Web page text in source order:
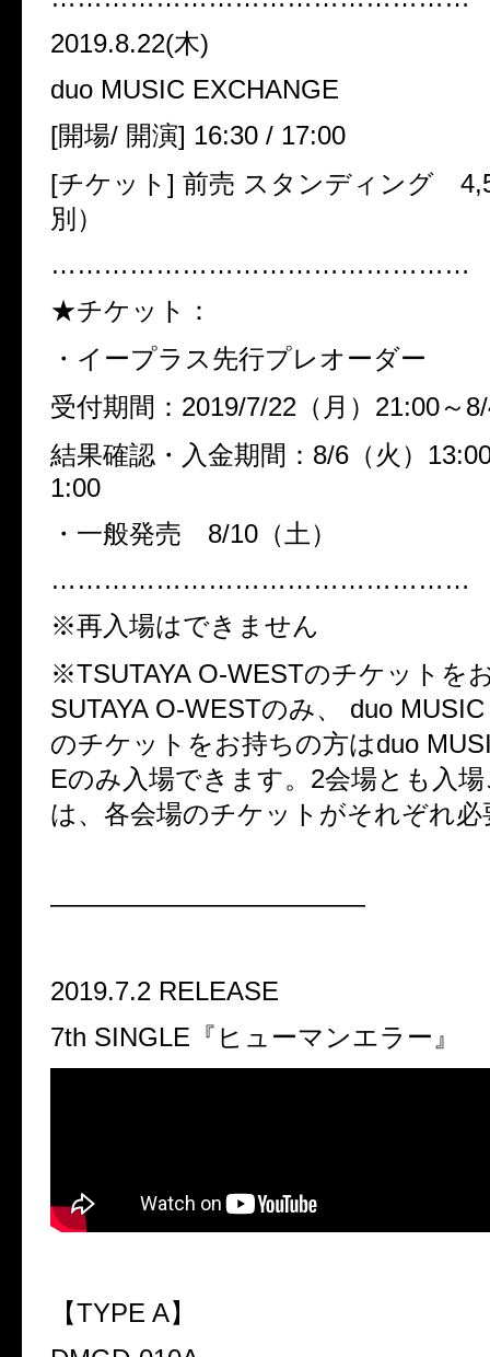
2019.8.22(木)
duo MUSIC EXCHANGE
[開場/ 開演] 16:30 / 17:00
[チケット] 前売 スタンディング
別）
…………………………………………
★チケット：
・イープラス先行プレオーダー
受付期間：2019/7/22（月）21:00～
結果確認・入金期間：8/6（火）
1:00
・一般発売 8/10（土）
…………………………………………
※再入場はできません
※TSUTAYA O-WESTのチケットを
SUTAYA O-WESTのみ、 duo
のチケットをお持ちの方はduo
Eのみ入場できます。2会場とも入
は、各会場のチケットがそれぞれ必
————————————
2019.7.2 RELEASE
7th SINGLE『ヒューマンエラー』
【TYPE A】